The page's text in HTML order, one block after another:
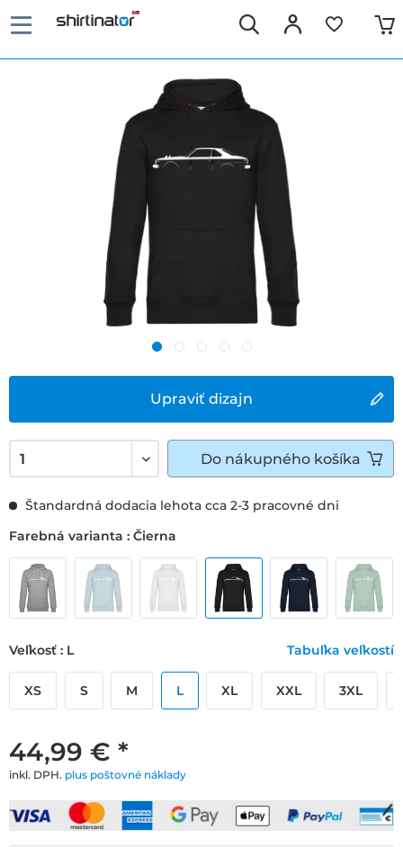
Upraviť dizajn
44,99 € *
inkl. DPH. plus poštovné náklady
Štandardná dodacia lehota cca 2-3 pracovné dni
Farebná varianta : Čierna
Veľkosť : L Tabuľka veľkostí
XS S M L XL XXL 3XL
Do nákupného košíka